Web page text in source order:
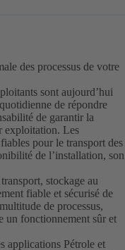
des processus de votre
sont aujourd’hui
de répondre
de garantir la
exploitation. Les
pour le transport des
de l’installation, son
stockage au
fiable et sécurisé de
de processus,
un fonctionnement sûr et
applications Pétrole et